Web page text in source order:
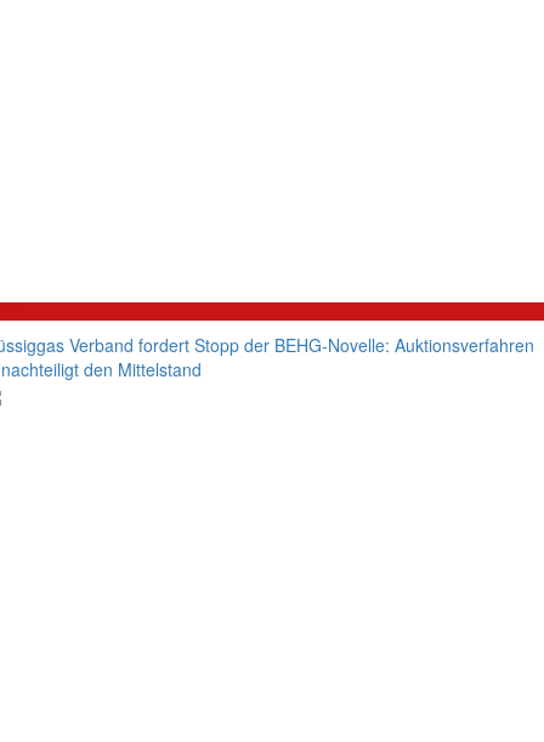
Verband fordert Stopp der BEHG-Novelle: Auktionsverfahren
den Mittelstand